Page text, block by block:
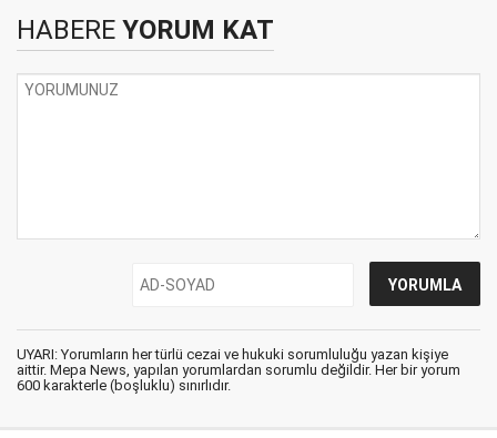
HABERE YORUM KAT
UYARI: Yorumların her türlü cezai ve hukuki sorumluluğu yazan kişiye
aittir. Mepa News, yapılan yorumlardan sorumlu değildir. Her bir yorum
600 karakterle (boşluklu) sınırlıdır.